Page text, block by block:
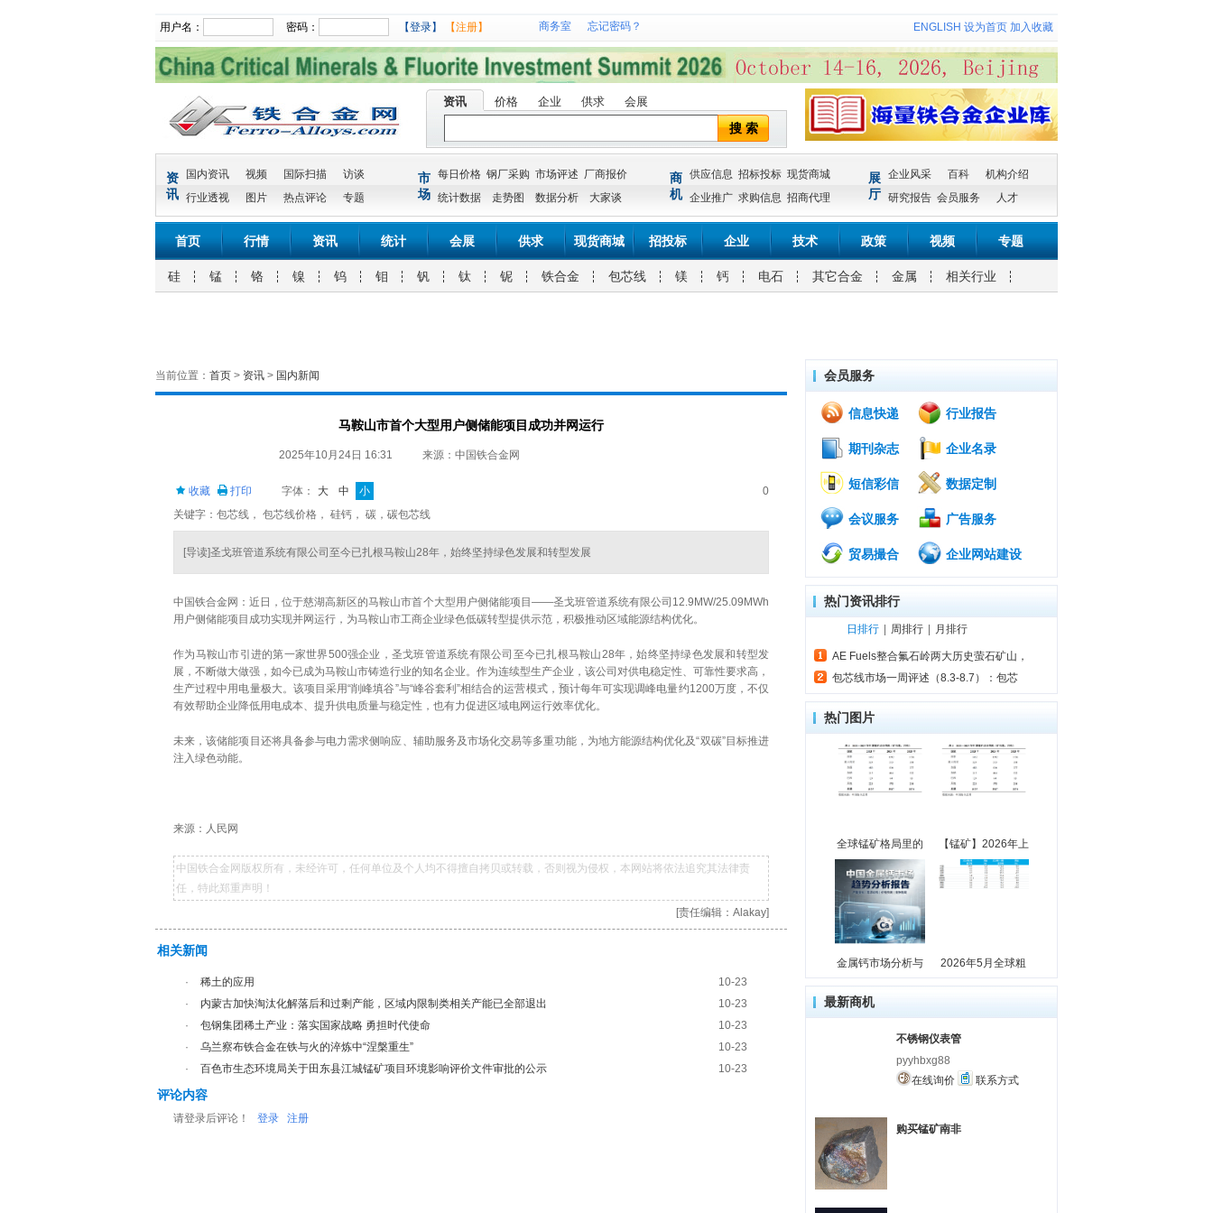
用户名： 密码： 【登录】 【注册】 商务室 忘记密码？ ENGLISH 设为首页 加入收藏
资讯 价格 企业 供求 会展
搜 索
资
讯
国内资讯 视频 国际扫描
访谈
行业透视
图片 热点评论 专题
市
场
每日价格 钢厂采购 市场评述 厂商报价
统计数据
走势图 数据分析 大家谈
商
机
供应信息 招标投标 现货商城
企业推广 求购信息 招商代理
展
厅
企业风采 百科
机构介绍
研究报告 会员服务 人才
首页 行情 资讯 统计 会展 供求 现货商城 招投标 企业 技术 政策 视频 专题
硅 锰 铬 镍 钨 钼 钒 钛 铌 铁合金 包芯线 镁 钙 电石 其它合金 金属 相关行业
当前位置： 首页 > 资讯 > 国内新闻
马鞍山市首个大型用户侧储能项目成功并网运行
2025年10月24日 16:31 来源：中国铁合金网
收藏 打印 字体： 大 中 小
0
关键字：包芯线， 包芯线价格， 硅钙， 碳，碳包芯线
[导读]圣戈班管道系统有限公司至今已扎根马鞍山28年，始终坚持绿色发展和转型发展
中国铁合金网：近日，位于慈湖高新区的马鞍山市首个大型用户侧储能项目——圣戈班管道系统有限公司12.9MW/25.09MWh
用户侧储能项目成功实现并网运行，为马鞍山市工商企业绿色低碳转型提供示范，积极推动区域能源结构优化。
作为马鞍山市引进的第一家世界500强企业，圣戈班管道系统有限公司至今已扎根马鞍山28年，始终坚持绿色发展和转型发
展，不断做大做强，如今已成为马鞍山市铸造行业的知名企业。作为连续型生产企业，该公司对供电稳定性、可靠性要求高，
生产过程中用电量极大。该项目采用“削峰填谷”与“峰谷套利”相结合的运营模式，预计每年可实现调峰电量约1200万度，不仅
有效帮助企业降低用电成本、提升供电质量与稳定性，也有力促进区域电网运行效率优化。
未来，该储能项目还将具备参与电力需求侧响应、辅助服务及市场化交易等多重功能，为地方能源结构优化及“双碳”目标推进
注入绿色动能。
来源：人民网
中国铁合金网版权所有，未经许可，任何单位及个人均不得擅自拷贝或转载，否则视为侵权，本网站将依法追究其法律责
任，特此郑重声明！
[责任编辑：Alakay]
相关新闻
· 稀土的应用
10-23
·
内蒙古加快淘汰化解落后和过剩产能，区域内限制类相关产能已全部退出
10-23
·
包钢集团稀土产业：落实国家战略 勇担时代使命
10-23
·
乌兰察布铁合金在铁与火的淬炼中“涅槃重生”
10-23
·
百色市生态环境局关于田东县江城锰矿项目环境影响评价文件审批的公示 10-23
评论内容
请登录后评论！ 登录 注册
会员服务
信息快递 行业报告
期刊杂志 企业名录
短信彩信 数据定制
会议服务 广告服务
贸易撮合 企业网站建设
热门资讯排行
日排行 周排行 月排行
AE Fuels整合氟石岭两大历史萤石矿山，
包芯线市场一周评述（8.3-8.7）：包芯
热门图片
全球锰矿格局里的 【锰矿】2026年上
金属钙市场分析与 2026年5月全球粗
最新商机
不锈钢仪表管
pyyhbxg88
在线询价
联系方式
购买锰矿南非